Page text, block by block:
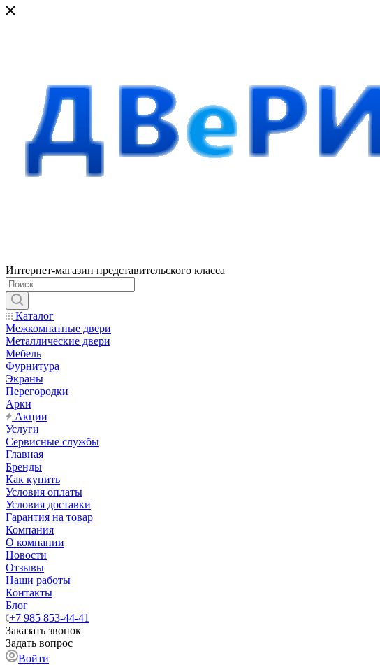
Интернет-магазин представительского класса
Каталог
Межкомнатные двери
Металлические двери
Мебель
Фурнитура
Экраны
Перегородки
Арки
Акции
Услуги
Сервисные службы
Главная
Бренды
Как купить
Условия оплаты
Условия доставки
Гарантия на товар
Компания
О компании
Новости
Отзывы
Наши работы
Контакты
Блог
+7 985 853-44-41
Заказать звонок
Задать вопрос
Войти